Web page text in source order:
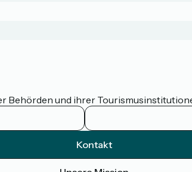
Behörden und ihrer
Kontakt